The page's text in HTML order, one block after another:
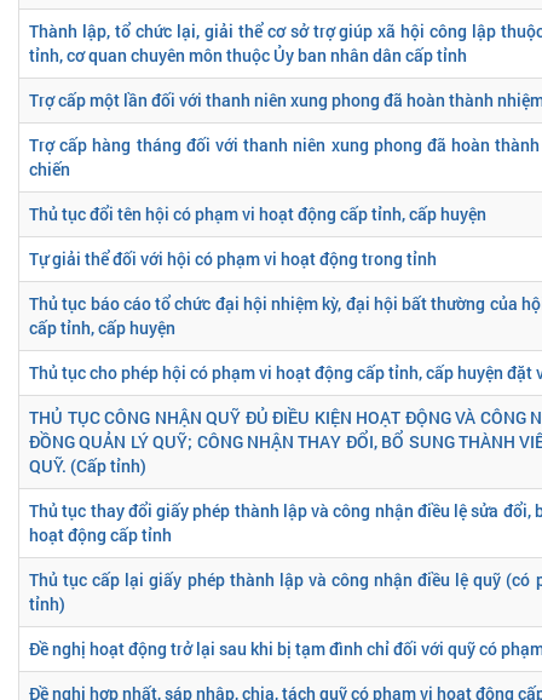
Thành lập, tổ chức lại, giải thể cơ sở trợ giúp xã hội công lập
tỉnh, cơ quan chuyên môn thuộc Ủy ban nhân dân cấp tỉnh
Trợ cấp một lần đối với thanh niên xung phong đã hoàn thành
Trợ cấp hàng tháng đối với thanh niên xung phong đã hoàn
chiến
Thủ tục đổi tên hội có phạm vi hoạt động cấp tỉnh, cấp huyện
Tự giải thể đối với hội có phạm vi hoạt động trong tỉnh
Thủ tục báo cáo tổ chức đại hội nhiệm kỳ, đại hội bất thường của
cấp tỉnh, cấp huyện
Thủ tục cho phép hội có phạm vi hoạt động cấp tỉnh, cấp huyện đặt
THỦ TỤC CÔNG NHẬN QUỸ ĐỦ ĐIỀU KIỆN HOẠT ĐỘNG VÀ CÔNG
ĐỒNG QUẢN LÝ QUỸ; CÔNG NHẬN THAY ĐỔI, BỔ SUNG THÀNH
QUỸ. (Cấp tỉnh)
Thủ tục thay đổi giấy phép thành lập và công nhận điều lệ sửa đổi,
hoạt động cấp tỉnh
Thủ tục cấp lại giấy phép thành lập và công nhận điều lệ quỹ (có
tỉnh)
Đề nghị hoạt động trở lại sau khi bị tạm đình chỉ đối với quỹ có
Đề nghị hợp nhất, sáp nhập, chia, tách quỹ có phạm vi hoạt động